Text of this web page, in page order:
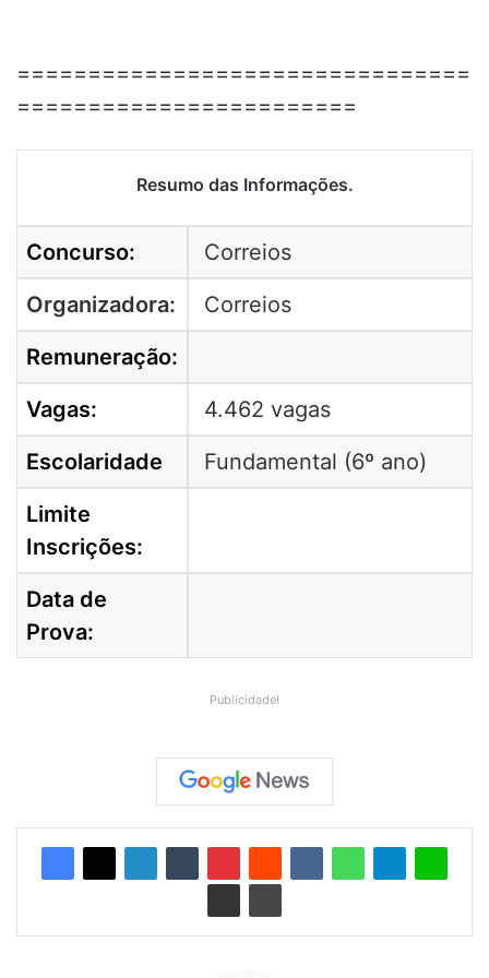
================================
========================
Resumo das Informações.
Concurso:
Correios
Organizadora:
Correios
Remuneração:
Vagas:
4.462 vagas
Escolaridade
Fundamental (6º ano)
Limite
Inscrições:
Data de
Prova:
Publicidade!